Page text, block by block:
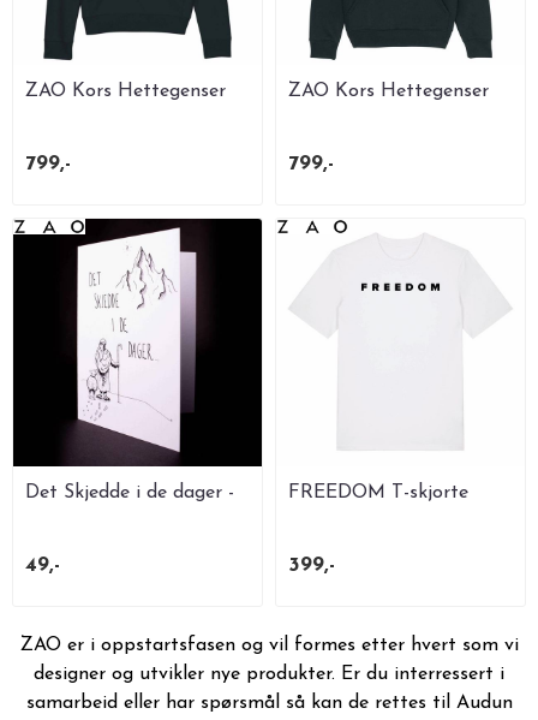
ZAO Kors Hettegenser
799,-
ZAO Kors Hettegenser
799,-
Det Skjedde i de dager -
49,-
FREEDOM T-skjorte
399,-
ZAO er i oppstartsfasen og vil formes etter hvert som vi
designer og utvikler nye produkter. Er du interressert i
samarbeid eller har spørsmål så kan de rettes til Audun